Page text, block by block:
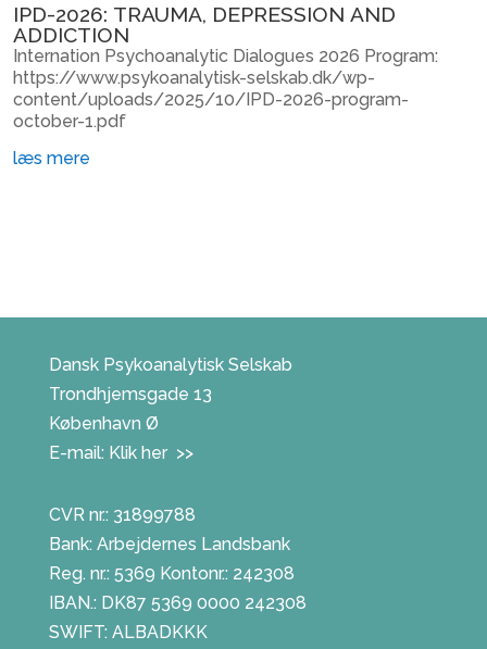
IPD-2026: TRAUMA, DEPRESSION AND
ADDICTION
Internation Psychoanalytic Dialogues 2026 Program:
https://www.psykoanalytisk-selskab.dk/wp-
content/uploads/2025/10/IPD-2026-program-
october-1.pdf
læs mere
Dansk Psykoanalytisk Selskab
Trondhjemsgade 13
København Ø
E-mail: Klik her >>
CVR nr.: 31899788
Bank: Arbejdernes Landsbank
Reg. nr.: 5369 Kontonr.: 242308
IBAN.: DK87 5369 0000 242308
SWIFT: ALBADKKK